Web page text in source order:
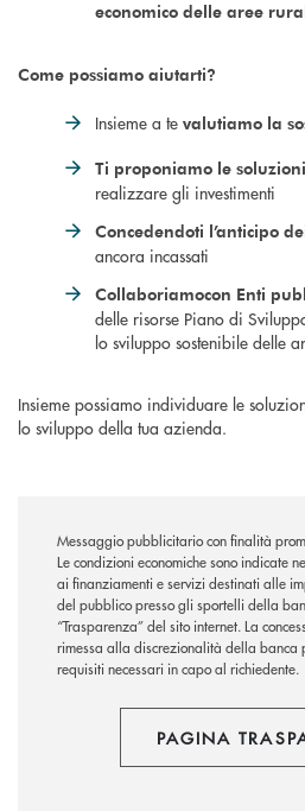
economico delle aree
Come possiamo aiutarti?
Insieme a te valutiamo la
Ti proponiamo le
realizzare gli investimenti
Concedendoti l’anticipo
ancora incassati
Collaboriamocon Enti
delle risorse Piano di
lo sviluppo sostenibile delle
Insieme possiamo individuare le
lo sviluppo della tua azienda.
Messaggio pubblicitario con finalità
Le condizioni economiche sono indicate
ai finanziamenti e servizi destinati alle
del pubblico presso gli sportelli della
“Trasparenza” del sito internet. La
rimessa alla discrezionalità della banca
requisiti necessari in capo al richiedente.
PAGINA